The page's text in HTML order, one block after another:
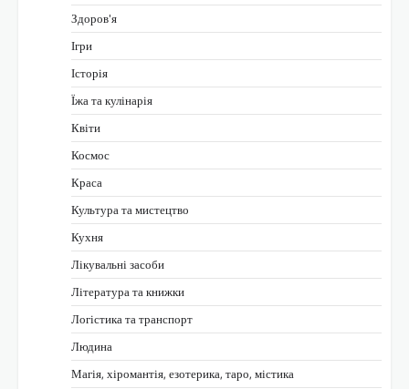
Здоров'я
Ігри
Історія
Їжа та кулінарія
Квіти
Космос
Краса
Культура та мистецтво
Кухня
Лікувальні засоби
Література та книжки
Логістика та транспорт
Людина
Магія, хіромантія, езотерика, таро, містика